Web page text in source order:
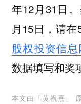
年12月31日
月15日，请
股权投资信息
数据填写和奖
本文由「黄祝熹 」